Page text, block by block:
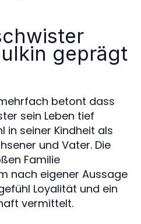
geprägt
betont dass
sein Leben tief
seiner Kindheit als
und Vater. Die
Familie
nach eigener Aussage
Loyalität und ein
vermittelt.